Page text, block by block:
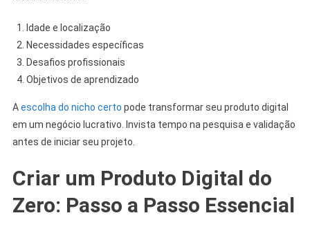
Idade e localização
Necessidades específicas
Desafios profissionais
Objetivos de aprendizado
Aescolha do nicho certo pode transformar seu produto digital
em um negócio lucrativo. Invista tempo na pesquisa e validação
antes de iniciar seu projeto.
Criar um Produto Digital do
Zero: Passo a Passo Essencial